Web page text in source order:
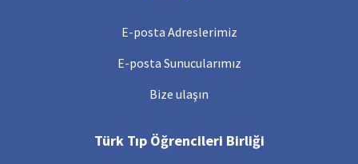
E-posta Adreslerimiz
E-posta Sunucularımız
Bize ulaşın
Türk Tıp Öğrencileri Birliği